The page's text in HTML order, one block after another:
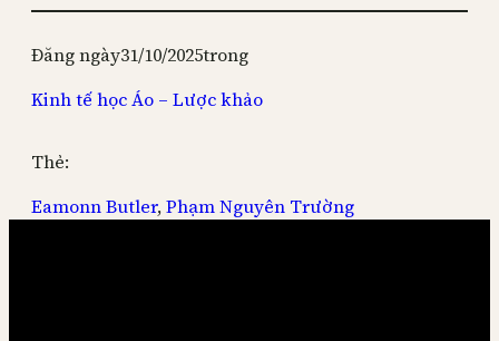
Đăng ngày31/10/2025trong
Kinh tế học Áo – Lược khảo
Thẻ:
Eamonn Butler, Phạm Nguyên Trường